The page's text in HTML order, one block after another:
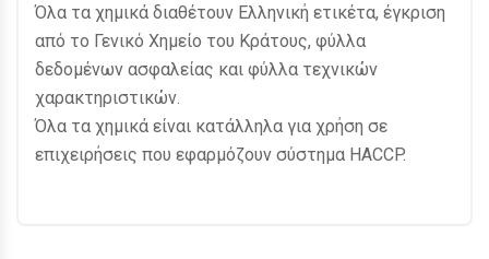
Όλα τα χημικά διαθέτουν Ελληνική ετικέτα, έγκριση
από το Γενικό Χημείο του Κράτους, φύλλα
δεδομένων ασφαλείας και φύλλα τεχνικών
χαρακτηριστικών.
Όλα τα χημικά είναι κατάλληλα για χρήση σε
επιχειρήσεις που εφαρμόζουν σύστημα HACCP.